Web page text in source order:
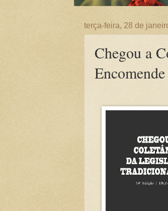
terça-feira, 28 de
Chegou a